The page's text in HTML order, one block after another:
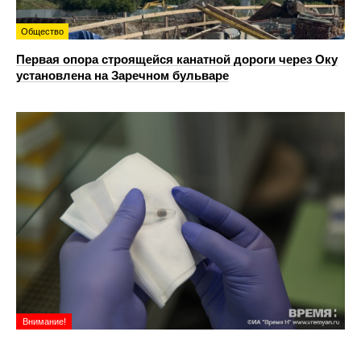
Общество
Первая опора строящейся канатной дороги через Оку
установлена на Заречном бульваре
Внимание!